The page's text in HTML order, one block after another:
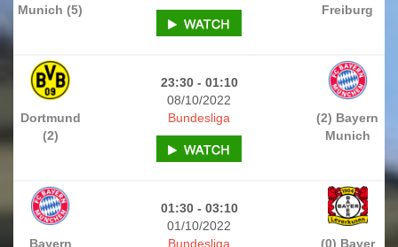
Munich (5)
Freiburg
23:30 - 01:10
08/10/2022
Dortmund
(2)
(2) Bayern
Munich
Bundesliga
01:30 - 03:10
01/10/2022
Bayern
(0) Bayer
Bundesliga